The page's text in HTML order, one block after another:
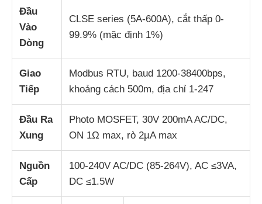
Đầu
Vào
Dòng
CLSE series (5A-600A), cắt thấp 0-
99.9% (mặc định 1%)
Giao
Tiếp
Modbus RTU, baud 1200-38400bps,
khoảng cách 500m, địa chỉ 1-247
Đầu Ra
Xung
Photo MOSFET, 30V 200mA AC/DC,
ON 1Ω max, rò 2µA max
Nguồn
Cấp
100-240V AC/DC (85-264V), AC ≤3VA,
DC ≤1.5W